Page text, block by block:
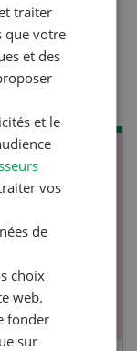
traiter
que votre
et des
et le
vos
de
choix
web.
fonder
sur